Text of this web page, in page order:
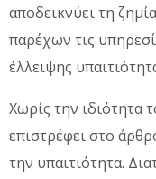
αποδεικνύει τη
παρέχων τις
έλλειψης
Χωρίς την ιδιότητα
επιστρέφει στο
την υπαιτιότητα.